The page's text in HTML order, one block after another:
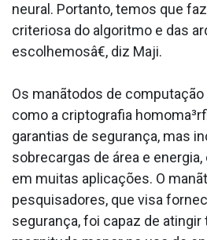
neural. Portanto, temos que
criteriosa do algoritmo e das
escolhemosâ€, diz Maji.
Os manãtodos de
como a criptografia
garantias de segurança, mas
sobrecargas de área e
em muitas aplicações. O
pesquisadores, que visa
segurança, foi capaz de